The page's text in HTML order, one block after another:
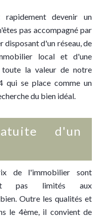
devenir un
pas accompagné par
d'un réseau, de
local et d'une
la valeur de notre
qui se place comme un
du bien idéal.
d'un
de l'immobilier sont
pas limités aux
Outre les qualités et
le 4ème, il convient de